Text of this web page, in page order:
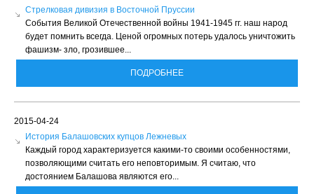
Стрелковая дивизия в Восточной Пруссии
События Великой Отечественной войны 1941-1945 гг. наш народ
будет помнить всегда. Ценой огромных потерь удалось уничтожить
фашизм- зло, грозившее...
ПОДРОБНЕЕ
2015-04-24
История Балашовских купцов Лежневых
Каждый город характеризуется какими-то своими особенностями,
позволяющими считать его неповторимым. Я считаю, что
достоянием Балашова являются его...